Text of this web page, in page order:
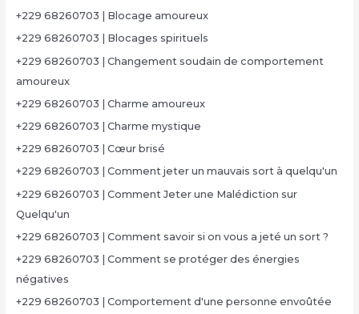
+229 68260703 | Blocage amoureux
+229 68260703 | Blocages spirituels
+229 68260703 | Changement soudain de comportement
amoureux
+229 68260703 | Charme amoureux
+229 68260703 | Charme mystique
+229 68260703 | Cœur brisé
+229 68260703 | Comment jeter un mauvais sort à quelqu'un
+229 68260703 | Comment Jeter une Malédiction sur
Quelqu'un
+229 68260703 | Comment savoir si on vous a jeté un sort ?
+229 68260703 | Comment se protéger des énergies
négatives
+229 68260703 | Comportement d'une personne envoûtée